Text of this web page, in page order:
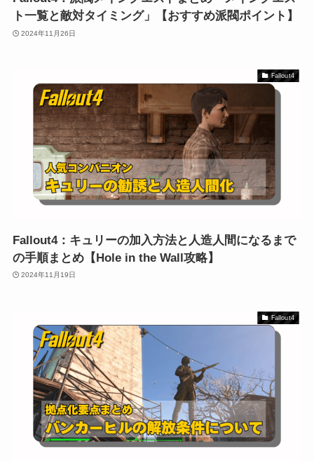
ト一覧と敵対タイミング」【おすすめ派閥ポイント】
2024年11月26日
Fallout4
Fallout4：キュリーの加入方法と人造人間になるまで
の手順まとめ【Hole in the Wall攻略】
2024年11月19日
Fallout4